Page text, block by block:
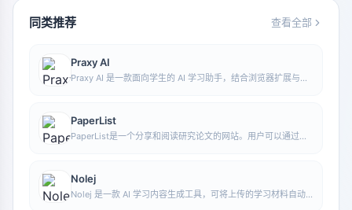
同类推荐 查看全部
Praxy AI
Praxy AI 是一款面向学生的 AI 学习助手，结合浏览器扩展与虚
PaperList
PaperList是一个分享和阅读研究论文的网站。用户可以通过注
Nolej
Nolej 是一款 AI 学习内容生成工具，可将上传的学习材料自动